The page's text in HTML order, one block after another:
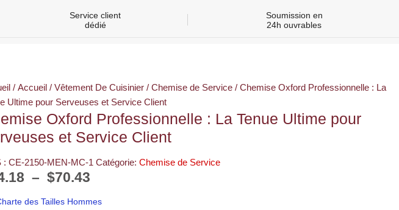
Service client
dédié
Soumission en
24h ouvrables
/ Accueil/ Vêtement De Cuisinier/ Chemise de Service/ Chemise Oxford Professionnelle : La
Ultime pour Serveuses et Service Client
Oxford Professionnelle : La Tenue Ultime pour
et Service Client
: CE-2150-MEN-MC-1 Catégorie: Chemise de Service
– $70.43
des Tailles Hommes